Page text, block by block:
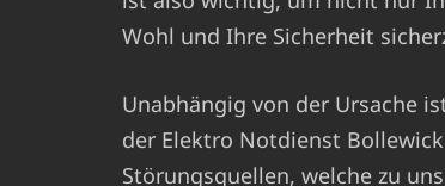
Wohl und Ihre Sicherheit
Unabhängig von der Ursache
der Elektro Notdienst
Störungsquellen, welche zu